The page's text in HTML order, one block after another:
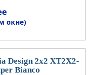
окне)
Design 2x2 XT2X2-
Bianco